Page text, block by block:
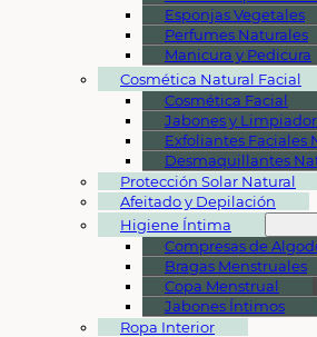
Esponjas Vegetales
Perfumes Naturales
Manicura y Pedicura
Cosmética Natural Facial
Cosmética Facial
Jabones y
Exfoliantes Faciales
Desmaquillantes
Protección Solar Natural
Afeitado y Depilación
Higiene Íntima
Compresas de
Bragas Menstruales
Copa Menstrual
Jabones Íntimos
Ropa Interior